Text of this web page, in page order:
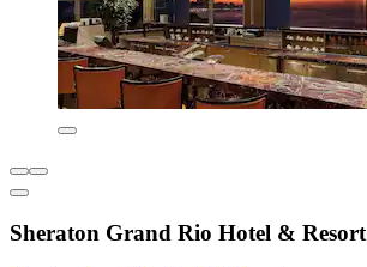
Sheraton Grand Rio Hotel & Resort